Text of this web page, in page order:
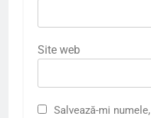
Site web
Salvează-mi